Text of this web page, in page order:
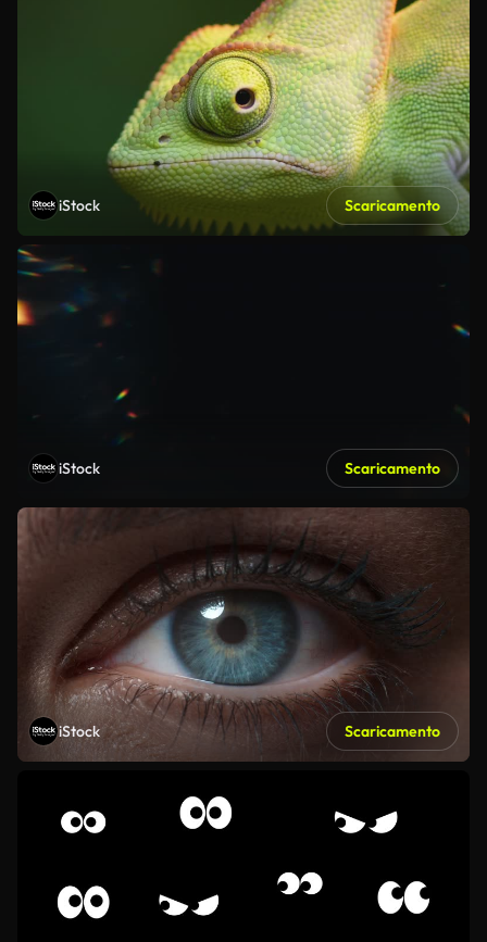
iStock Scaricamento
iStock Scaricamento
iStock Scaricamento